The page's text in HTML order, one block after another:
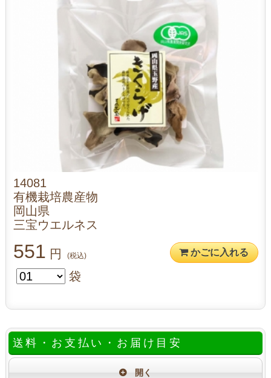
14081
有機栽培農産物
岡山県
三宝ウエルネス
551 円 (税込) かごに入れる
袋
送料・お支払い・お届け目安